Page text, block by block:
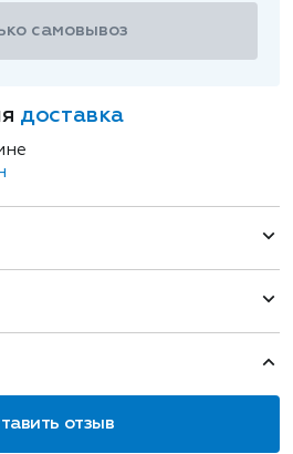
самовывоз
доставка
отзыв